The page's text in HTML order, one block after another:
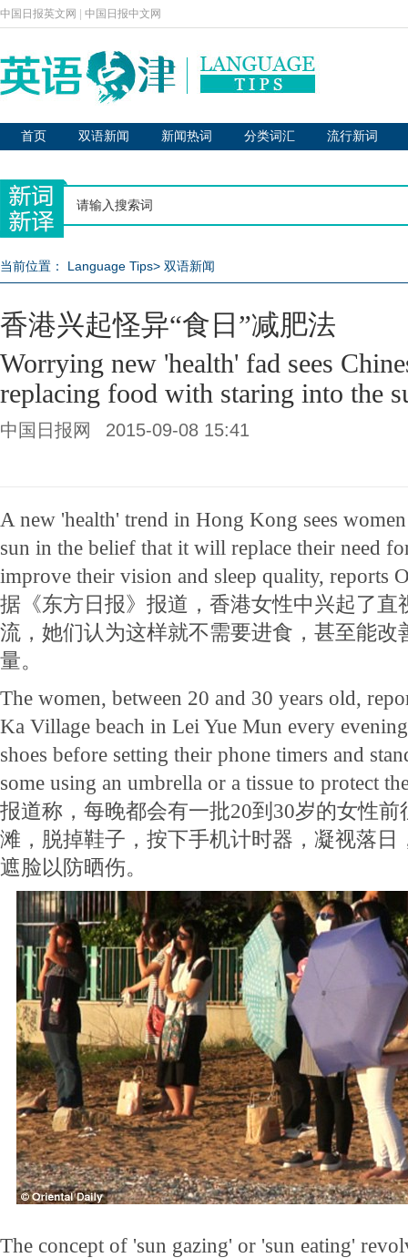
中国日报英文网 中国日报中文网
首页 双语新闻 新闻热词 分类词汇 流行新词
当前位置： Language Tips> 双语新闻
香港兴起怪异“食日”减肥法
Worrying new 'health' fad sees
replacing food with staring into the
中国日报网 2015-09-08 15:41
A new 'health' trend in Hong Kong sees
sun in the belief that it will replace their need
improve their vision and sleep quality, reports
据《东方日报》报道，香港女性中兴起了直
流，她们认为这样就不需要进食，甚至能改
量。
The women, between 20 and 30 years old,
Ka Village beach in Lei Yue Mun every
shoes before setting their phone timers and
some using an umbrella or a tissue to protect
报道称，每晚都会有一批20到30岁的女性
滩，脱掉鞋子，按下手机计时器，凝视落日
遮脸以防晒伤。
The concept of 'sun gazing' or 'sun eating'